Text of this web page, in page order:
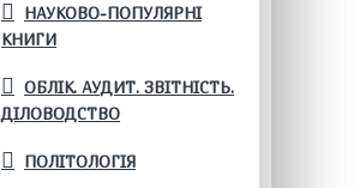
НАУКОВО-ПОПУЛЯРНІ
КНИГИ
ОБЛІК. АУДИТ. ЗВІТНІСТЬ.
ДІЛОВОДСТВО
ПОЛІТОЛОГІЯ